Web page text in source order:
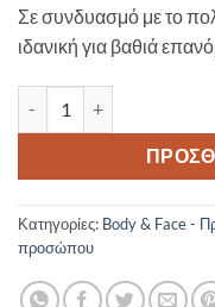
Σε συνδυασμό με το
ιδανική για βαθιά
Κατηγορίες: Body & Face -
προσώπου